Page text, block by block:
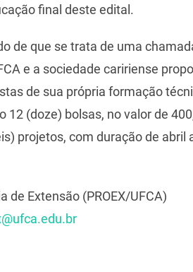
final deste edital.
de que se trata de uma
e a sociedade caririense
de sua própria formação
12 (doze) bolsas, no valor de
projetos, com duração de abril
de Extensão (PROEX/UFCA)